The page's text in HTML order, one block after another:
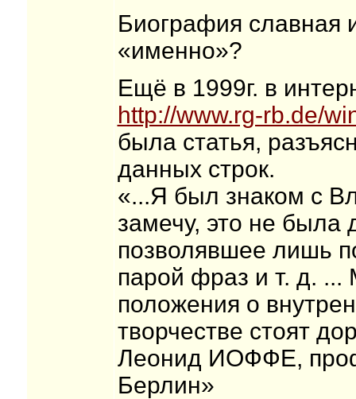
Биография славная
«именно»?
Ещё в 1999г. в
http://www.rg-rb.de/
была статья,
данных строк.
«...Я был знаком с
замечу, это не была
позволявшее лишь
парой фраз и т. д. ...
положения о
творчестве стоят
Леонид ИОФФЕ,
Берлин»